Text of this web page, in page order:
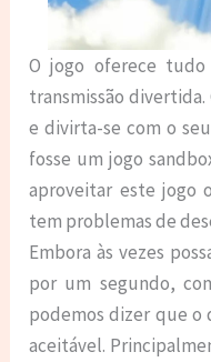
O jogo oferece
transmissão divertida.
e divirta-se com o
fosse um jogo
aproveitar este jogo
tem problemas de
Embora às vezes
por um segundo,
podemos dizer que o
aceitável.